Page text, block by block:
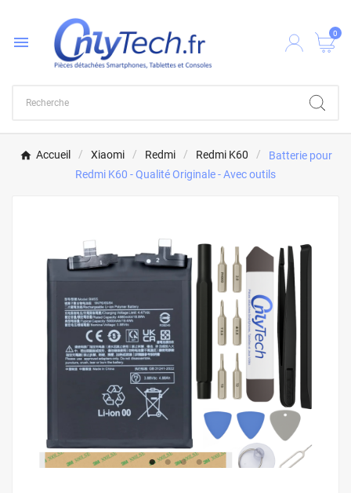
 0
Accueil Xiaomi Redmi Redmi K60
Batterie pour
Redmi K60 - Qualité Originale - Avec outils